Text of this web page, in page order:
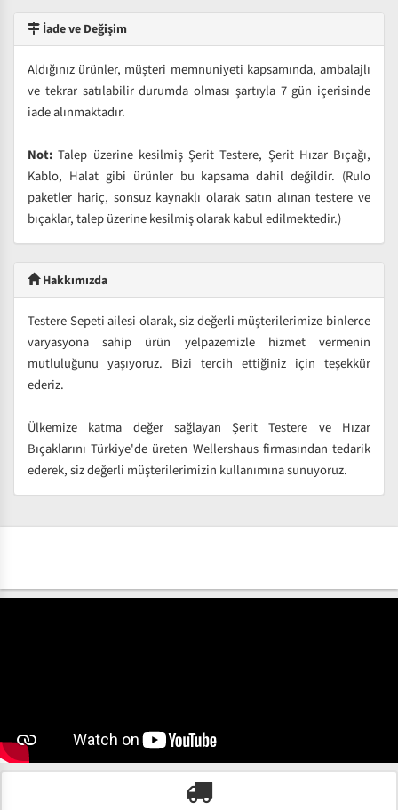
İade ve Değişim
Aldığınız ürünler, müşteri memnuniyeti kapsamında, ambalajlı
ve tekrar satılabilir durumda olması şartıyla 7 gün içerisinde
iade alınmaktadır.
Not: Talep üzerine kesilmiş Şerit Testere, Şerit Hızar Bıçağı,
Kablo, Halat gibi ürünler bu kapsama dahil değildir. (Rulo
paketler hariç, sonsuz kaynaklı olarak satın alınan testere ve
bıçaklar, talep üzerine kesilmiş olarak kabul edilmektedir.)
Hakkımızda
Testere Sepeti ailesi olarak, siz değerli müşterilerimize binlerce
varyasyona sahip ürün yelpazemizle hizmet vermenin
mutluluğunu yaşıyoruz. Bizi tercih ettiğiniz için teşekkür
ederiz.
Ülkemize katma değer sağlayan Şerit Testere ve Hızar
Bıçaklarını Türkiye'de üreten Wellershaus firmasından tedarik
ederek, siz değerli müşterilerimizin kullanımına sunuyoruz.